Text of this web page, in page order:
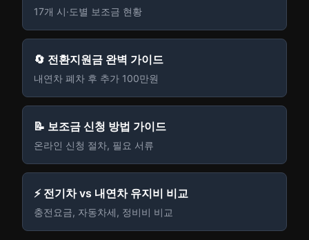
17개 시·도별 보조금 현황
🔄 전환지원금 완벽 가이드
내연차 폐차 후 추가 100만원
📝 보조금 신청 방법 가이드
온라인 신청 절차, 필요 서류
⚡ 전기차 vs 내연차 유지비 비교
충전요금, 자동차세, 정비비 비교